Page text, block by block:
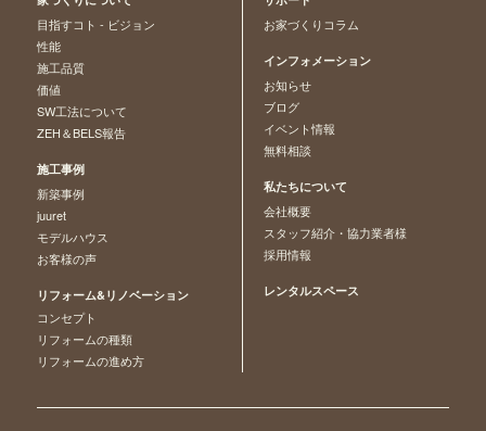
目指すコト - ビジョン
性能
施工品質
価値
SW工法について
ZEH＆BELS報告
施工事例
新築事例
juuret
モデルハウス
お客様の声
リフォーム&リノベーション
コンセプト
リフォームの種類
リフォームの進め方
お家づくりコラム
インフォメーション
お知らせ
ブログ
イベント情報
無料相談
私たちについて
会社概要
スタッフ紹介・協力業者様
採用情報
レンタルスペース